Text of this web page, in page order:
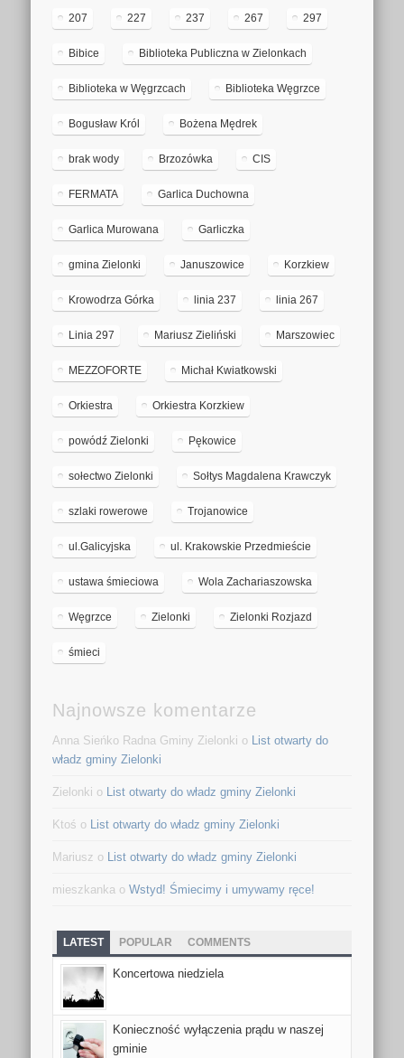
207 227 237 267 297
Bibice Biblioteka Publiczna w Zielonkach
Biblioteka w Węgrzcach Biblioteka Węgrzce
Bogusław Król Bożena Mędrek
brak wody Brzozówka CIS
FERMATA Garlica Duchowna
Garlica Murowana Garliczka
gmina Zielonki Januszowice Korzkiew
Krowodrza Górka linia 237 linia 267
Linia 297 Mariusz Zieliński Marszowiec
MEZZOFORTE Michał Kwiatkowski
Orkiestra Orkiestra Korzkiew
powódź Zielonki Pękowice
sołectwo Zielonki Sołtys Magdalena Krawczyk
szlaki rowerowe Trojanowice
ul.Galicyjska ul. Krakowskie Przedmieście
ustawa śmieciowa Wola Zachariaszowska
Węgrzce Zielonki Zielonki Rozjazd
śmieci
Najnowsze komentarze
Anna Sieńko Radna Gminy Zielonki o List otwarty do
władz gminy Zielonki
Zielonki o List otwarty do władz gminy Zielonki
Ktoś o List otwarty do władz gminy Zielonki
Mariusz o List otwarty do władz gminy Zielonki
mieszkanka oWstyd! Śmiecimy i umywamy ręce!
LATEST POPULAR COMMENTS
Koncertowa niedziela
Konieczność wyłączenia prądu w naszej
gminie